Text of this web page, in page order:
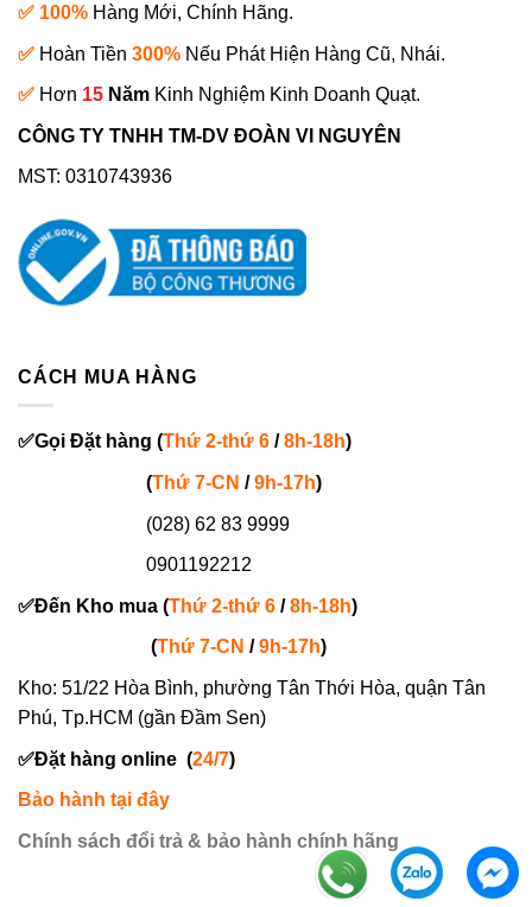
✅ 100% Hàng Mới, Chính Hãng.
✅ Hoàn Tiền 300% Nếu Phát Hiện Hàng Cũ, Nhái.
✅ Hơn 15 Năm Kinh Nghiệm Kinh Doanh Quạt.
CÔNG TY TNHH TM-DV ĐOÀN VI NGUYÊN
MST: 0310743936
CÁCH MUA HÀNG
✅Gọi Đặt hàng (Thứ 2-thứ 6 /8h-18h)
(Thứ 7-CN /9h-17h)
(028) 62 83 9999
0901192212
✅Đến Kho mua (Thứ 2-thứ 6 /8h-18h)
(Thứ 7-CN /9h-17h)
Kho: 51/22 Hòa Bình, phường Tân Thới Hòa, quận Tân
Phú, Tp.HCM (gần Đầm Sen)
✅Đặt hàng online (24/7)
Bảo hành tại đây
Chính sách đổi trả & bảo hành chính hãng